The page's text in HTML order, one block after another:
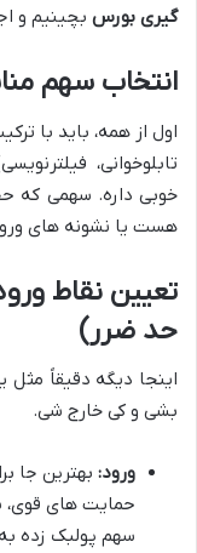
گیری بورس بچینیم و
انتخاب سهم
اول از همه، باید با
تابلوخوانی،
خوبی داره. سهمی که
هست یا نشونه های
تعیین نقاط
حد ضرر)
اینجا دیگه دقیقاً مثل
بشی و کی خارج شی.
ورود: بهترین جا
حمایت های
سهم پولبک زده